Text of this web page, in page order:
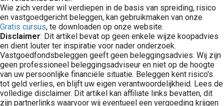
Wie zich verder wil verdiepen in de basis van spreiding, risico
en vastgoedgericht beleggen, kan gebruikmaken van onze
Gratis cursus, te downloaden op onze website.
Disclaimer: Dit artikel bevat op geen enkele wijze koopadvies
en dient louter ter inspiratie voor nader onderzoek.
Vastgoedfondsbeleggen geeft geen beleggingsadvies. Wij zijn
geen professioneel beleggingsadviseur en niet op de hoogte
van uw persoonlijke financiële situatie. Beleggen kent risico's
tot geld verlies, en blijft uw eigen verantwoordelijkheid. Lees de
volledige disclaimer. Dit artikel kan affiliate links bevatten, dit
zijn partnerlinks waarvoor wij eventueel een vergoeding krijgen